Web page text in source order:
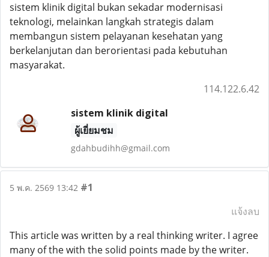
sistem klinik digital bukan sekadar modernisasi
teknologi, melainkan langkah strategis dalam
membangun sistem pelayanan kesehatan yang
berkelanjutan dan berorientasi pada kebutuhan
masyarakat.
114.122.6.42
sistem klinik digital
ผู้เยี่ยมชม
gdahbudihh@gmail.com
5 พ.ค. 2569 13:42 #1
แจ้งลบ
This article was written by a real thinking writer. I agree
many of the with the solid points made by the writer.